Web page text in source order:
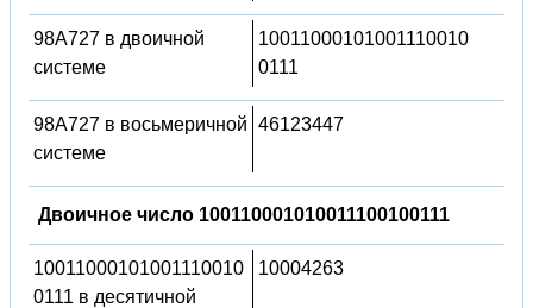
98A727 в двоичной
системе
10011000101001110010
0111
98A727 в восьмеричной
системе
46123447
Двоичное число 100110001010011100100111
10011000101001110010
0111 в десятичной
10004263